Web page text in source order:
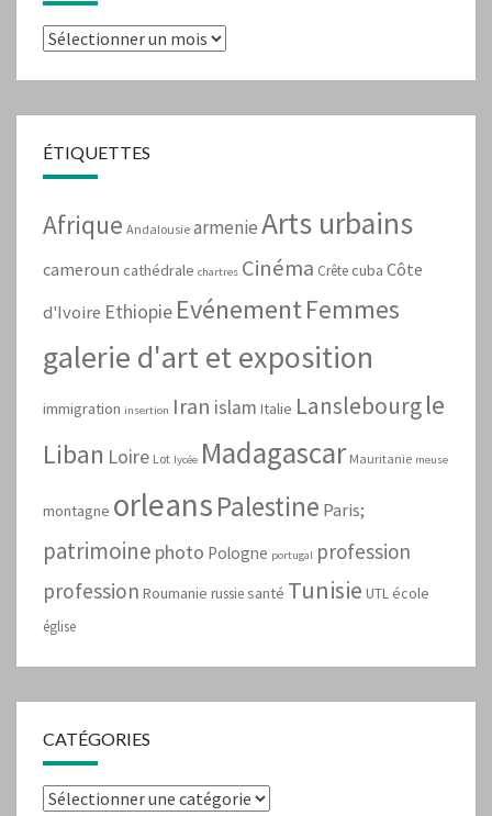
Archives
ÉTIQUETTES
Afrique Andalousie armenieArts urbains
cameroun cathédrale chartres Cinéma Crêtecuba Côte
d'Ivoire Ethiopie EvénementFemmes
galerie d'art et exposition
immigration insertion Iran islam Italie Lanslebourgle
Liban Loire Lot lycée Madagascar Mauritanie meuse
montagne orleansPalestine Paris;
patrimoine photo Pologne portugal profession
profession Roumanie russiesanté Tunisie UTLécole
église
CATÉGORIES
Catégories